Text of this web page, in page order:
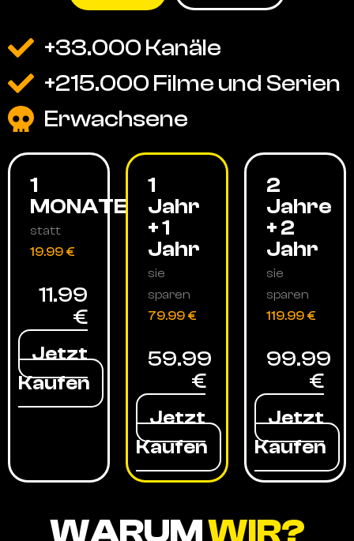
+33.000 Kanäle
+215.000 Filme und Serien
Erwachsene
1
MONATE
statt
19.99 €
11.99
€
Jetzt
Kaufen
1
Jahr
+ 1
Jahr
sie
sparen
79.99 €
59.99
€
Jetzt
Kaufen
2
Jahre
+ 2
Jahr
sie
sparen
119.99 €
99.99
€
Jetzt
Kaufen
WARUMWIR?